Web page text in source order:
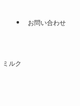
ミルク
お問い合わせ